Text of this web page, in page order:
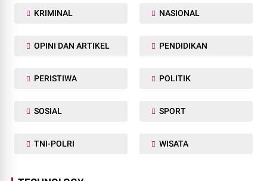
KRIMINAL NASIONAL
OPINI DAN ARTIKEL PENDIDIKAN
PERISTIWA POLITIK
SOSIAL SPORT
TNI-POLRI WISATA